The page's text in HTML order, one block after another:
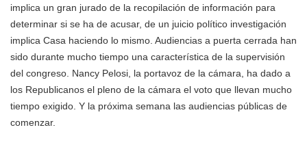
implica un gran jurado de la recopilación de información para
determinar si se ha de acusar, de un juicio político investigación
implica Casa haciendo lo mismo. Audiencias a puerta cerrada han
sido durante mucho tiempo una característica de la supervisión
del congreso. Nancy Pelosi, la portavoz de la cámara, ha dado a
los Republicanos el pleno de la cámara el voto que llevan mucho
tiempo exigido. Y la próxima semana las audiencias públicas de
comenzar.